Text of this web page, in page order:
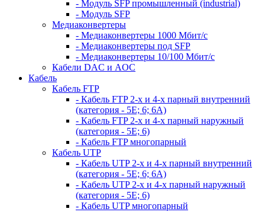
- Модуль SFP промышленный (industrial)
- Модуль SFP
Медиаконвертеры
- Медиаконвертеры 1000 Мбит/с
- Медиаконвертеры под SFP
- Медиаконвертеры 10/100 Мбит/с
Кабели DAC и AOC
Кабель
Кабель FTP
- Кабель FTP 2-х и 4-х парный внутренний
(категория - 5Е; 6; 6А)
- Кабель FTP 2-х и 4-х парный наружный
(категория - 5Е; 6)
- Кабель FTP многопарный
Кабель UTP
- Кабель UTP 2-х и 4-х парный внутренний
(категория - 5Е; 6; 6А)
- Кабель UTP 2-х и 4-х парный наружный
(категория - 5Е; 6)
- Кабель UTP многопарный